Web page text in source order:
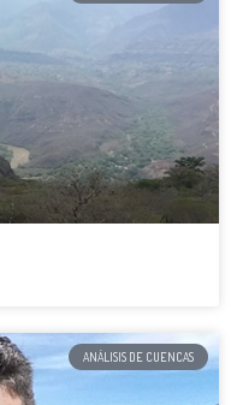
ANÁLISIS DE CUENCAS